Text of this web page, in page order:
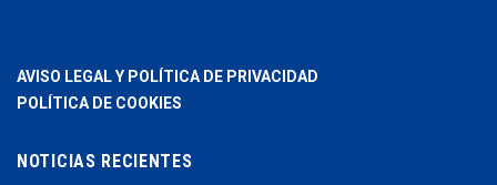
AVISO LEGAL Y POLÍTICA DE PRIVACIDAD
POLÍTICA DE COOKIES
NOTICIAS RECIENTES